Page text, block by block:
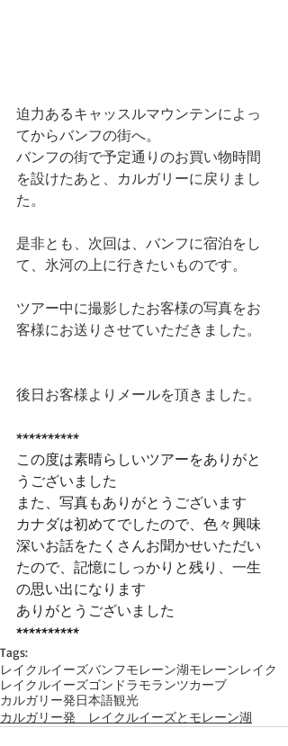
迫力あるキャッスルマウンテンによっ
てからバンフの街へ。
バンフの街で予定通りのお買い物時間
を設けたあと、カルガリーに戻りまし
た。
是非とも、次回は、バンフに宿泊をし
て、氷河の上に行きたいものです。
ツアー中に撮影したお客様の写真をお
客様にお送りさせていただきました。
後日お客様よりメールを頂きました。
**********
この度は素晴らしいツアーをありがと
うございました
また、写真もありがとうございます
カナダは初めてでしたので、色々興味
深いお話をたくさんお聞かせいただい
たので、記憶にしっかりと残り、一生
の思い出になります
ありがとうございました
**********
Tags:
レイクルイーズバンフモレーン湖モレーンレイク
レイクルイーズゴンドラモランツカーブ
カルガリー発日本語観光
カルガリー発 レイクルイーズとモレーン湖